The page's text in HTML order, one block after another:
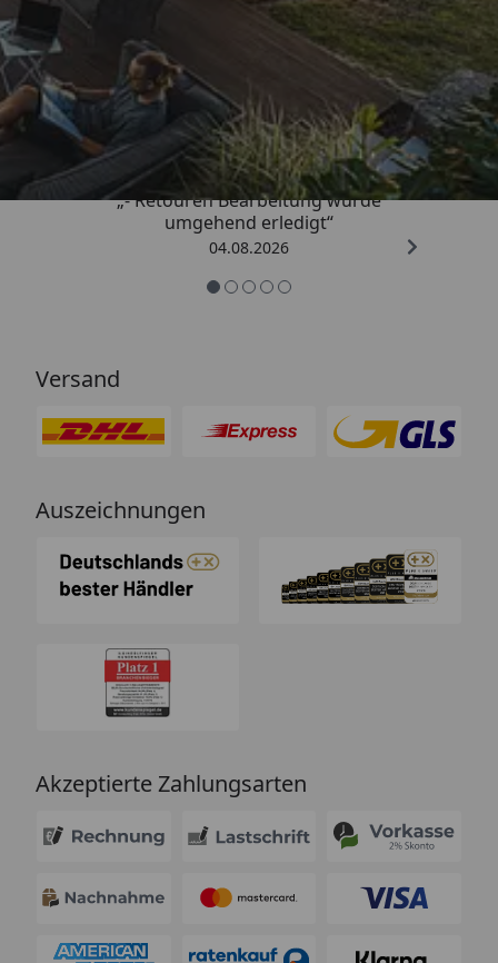
Trusted Shops
4,81/ 5
„- Retouren Bearbeitung wurde
umgehend erledigt“
04.08.2026
Versand
Auszeichnungen
Akzeptierte Zahlungsarten